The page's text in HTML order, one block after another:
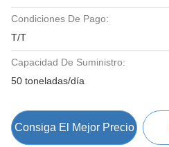
Condiciones De Pago:
T/T
Capacidad De Suministro:
50 toneladas/día
Consiga El Mejor Precio